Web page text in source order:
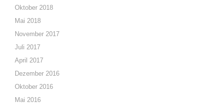
Oktober 2018
Mai 2018
November 2017
Juli 2017
April 2017
Dezember 2016
Oktober 2016
Mai 2016